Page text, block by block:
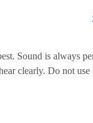
Sound is always
clearly. Do not use